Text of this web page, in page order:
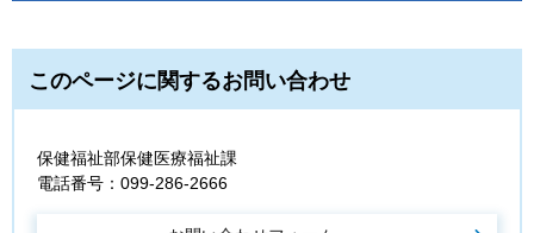
このページに関するお問い合わせ
保健福祉部保健医療福祉課
電話番号：099-286-2666